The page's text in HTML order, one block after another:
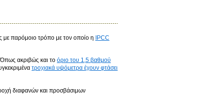
με παρόμοιο τρόπο με τον οποίο η
IPCC
ακριβώς και το όριο του 1,5 βαθμού
τροχιακά υψόμετρα έχουν φτάσει
διαφανών και προσβάσιμων